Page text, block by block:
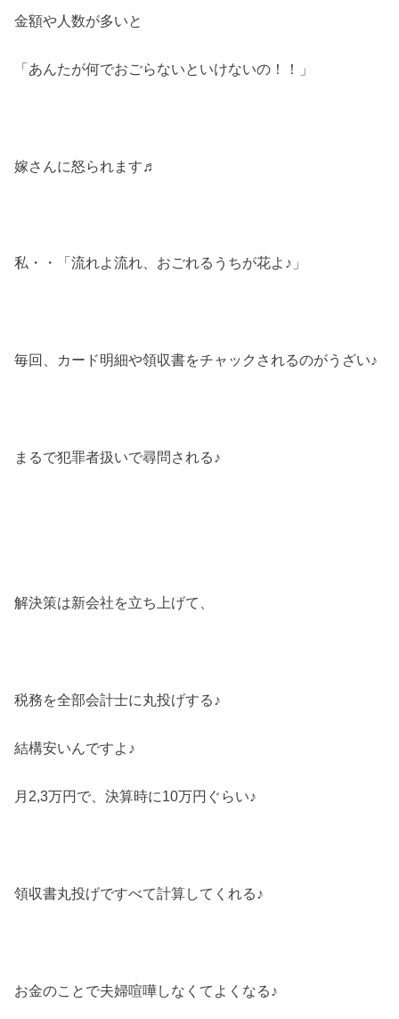
金額や人数が多いと
「あんたが何でおごらないといけないの！！」
嫁さんに怒られます♬
私・・「流れよ流れ、おごれるうちが花よ♪」
毎回、カード明細や領収書をチャックされるのがうざい♪
まるで犯罪者扱いで尋問される♪
解決策は新会社を立ち上げて、
税務を全部会計士に丸投げする♪
結構安いんですよ♪
月2,3万円で、決算時に10万円ぐらい♪
領収書丸投げですべて計算してくれる♪
お金のことで夫婦喧嘩しなくてよくなる♪